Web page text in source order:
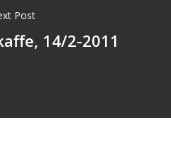
Post
14/2-2011